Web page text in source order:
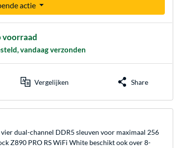
actie
voorraad
vandaag verzonden
Vergelijken Share
dual-channel DDR5 sleuven voor maximaal 256
Z890 PRO RS WiFi White beschikt ook over 8-